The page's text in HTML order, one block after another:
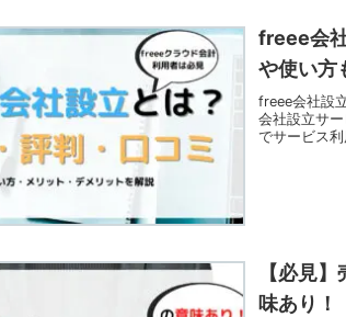
freee会
や使い方
freee会社設
会社設立サ
でサービス利
【必見
味あり！